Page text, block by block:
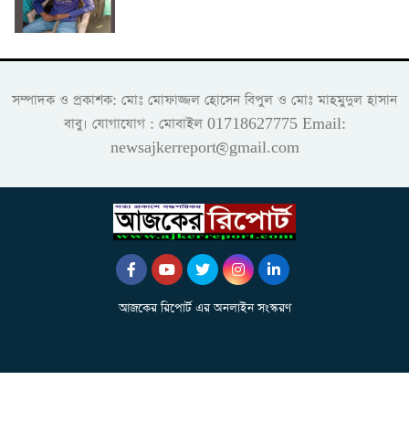
সম্পাদক ও প্রকাশক: মোঃ মোফাজ্জল হোসেন বিপুল ও মোঃ মাহমুদুল হাসান
বাবু। যোগাযোগ : মোবাইল 01718627775 Email:
newsajkerreport@gmail.com
আজকের রিপোর্ট এর অনলাইন সংস্করণ